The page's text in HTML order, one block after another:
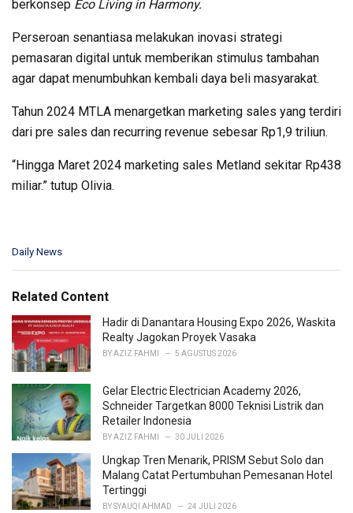
berkonsep Eco Living in Harmony.
Perseroan senantiasa melakukan inovasi strategi
pemasaran digital untuk memberikan stimulus tambahan
agar dapat menumbuhkan kembali daya beli masyarakat.
Tahun 2024 MTLA menargetkan marketing sales yang terdiri
dari pre sales dan recurring revenue sebesar Rp1,9 triliun.
“Hingga Maret 2024 marketing sales Metland sekitar Rp438
miliar.” tutup Olivia.
C
e
o
r
i
e
Daily News
Related Content
Hadir di Danantara Housing Expo 2026, Waskita
Realty Jagokan Proyek Vasaka
BYAZIZ FAHMI 5 AGUSTUS 2026
Gelar Electric Electrician Academy 2026,
Schneider Targetkan 8000 Teknisi Listrik dan
Retailer Indonesia
BYAZIZ FAHMI 30 JULI 2026
Ungkap Tren Menarik, PRISM Sebut Solo dan
Malang Catat Pertumbuhan Pemesanan Hotel
Tertinggi
BYSYAUQI AHMAD 24 JULI 2026